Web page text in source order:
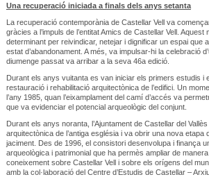
Una recuperació iniciada a finals dels anys setanta
La recuperació contemporània de Castellar Vell va
gràcies a l’impuls de l’entitat Amics de Castellar Vell.
determinant per reivindicar, netejar i dignificar un espai que
estat d’abandonament. A més, va impulsar-hi la celebració
diumenge passat va arribar a la seva 46a edició.
Durant els anys vuitanta es van iniciar els primers estudis i
restauració i rehabilitació arquitectònica de l’edifici. Un
l’any 1985, quan l’eixamplament del camí d’accés va
que va evidenciar el potencial arqueològic del conjunt.
Durant els anys noranta, l’Ajuntament de Castellar del
arquitectònica de l’antiga església i va obrir una nova etapa
jaciment. Des de 1996, el consistori desenvolupa i finança
arqueològica i patrimonial que ha permès ampliar de
coneixement sobre Castellar Vell i sobre els orígens del
amb la col·laboració del Centre d’Estudis de Castellar – Arxiu